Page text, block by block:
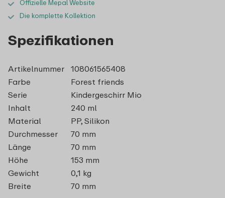
Offizielle Mepal Website
Die komplette Kollektion
Spezifikationen
Artikelnummer
108061565408
Farbe
Forest friends
Serie
Kindergeschirr Mio
Inhalt
240 ml
Material
PP, Silikon
Durchmesser
70 mm
Länge
70 mm
Höhe
153 mm
Gewicht
0,1 kg
Breite
70 mm